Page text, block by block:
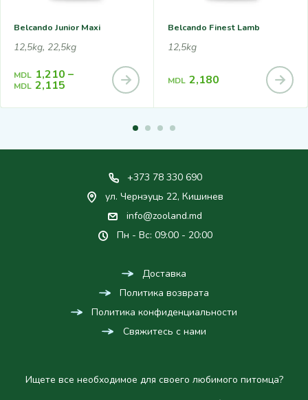
Belcando Junior Maxi
12,5kg, 22,5kg
MDL 1,210 –
MDL 2,115
Belcando Finest Lamb
12,5kg
MDL 2,180
+373 78 330 690
ул. Чернэуць 22, Кишинев
info@zooland.md
Пн - Вс: 09:00 - 20:00
Доставка
Политика возврата
Политика конфиденциальности
Свяжитесь с нами
Ищете все необходимое для своего любимого питомца?